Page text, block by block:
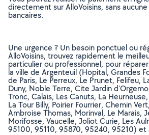
directement sur AlloVoisins, sans
bancaires.
Une urgence ? Un besoin ponctuel ou
AlloVoisins, trouvez rapidement le
particulier ou professionnel, pour
la ville de Argenteuil (Hopital, Grandes
de Paris, Le Perreux, Le Prunet, Felifeu,
Duny, Noble Terre, Cite Jardin
Tronc, Calais, Les Canuts, La
La Tour Billy, Poirier Fourrier, Chemin
Ambroise Thomas, Morinval, Le Marais,
Morifosse, Vaucelle, Joliot Curie, Les
95100, 95110, 95870, 95240, 95210) et